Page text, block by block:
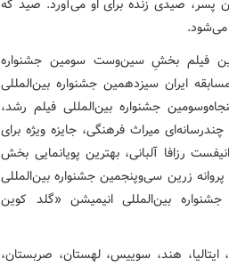
پسر، صیدی زنده برای او می‌آورد. صید که
می‌شود.
فیلم بخشِ سین‌وست سومین جشنواره
ایران سیزدهمین جشنواره‌ بین‌المللی
جشنواره بین‌المللی فیلم رشد،
میراث ‌فرهنگی، جایزه ویژه برای
رزافا آلبانی، بهترین پویانمایی بخش
زرین سی‌وپنجمین جشنواره بین‌المللی
بین‌المللی انیمیشن «گلد کوین
ایتالیا، هند، سوییس، لهستان، صربستان،